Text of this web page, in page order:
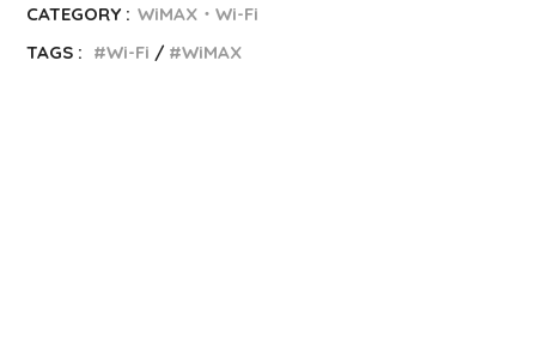
CATEGORY : WiMAX・Wi-Fi
TAGS :
Wi-Fi WiMAX